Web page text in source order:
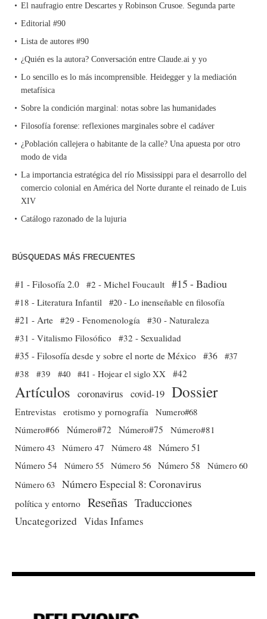
El naufragio entre Descartes y Robinson Crusoe. Segunda parte
Editorial #90
Lista de autores #90
¿Quién es la autora? Conversación entre Claude.ai y yo
Lo sencillo es lo más incomprensible. Heidegger y la mediación
metafísica
Sobre la condición marginal: notas sobre las humanidades
Filosofía forense: reflexiones marginales sobre el cadáver
¿Población callejera o habitante de la calle? Una apuesta por otro
modo de vida
La importancia estratégica del río Mississippi para el desarrollo del
comercio colonial en América del Norte durante el reinado de Luis
XIV
Catálogo razonado de la lujuria
BÚSQUEDAS MÁS FRECUENTES
#1 - Filosofía 2.0 #2 - Michel Foucault #15 - Badiou
#18 - Literatura Infantil #20 - Lo inenseñable en filosofía
#21 - Arte #29 - Fenomenología
#30 - Naturaleza
#31 - Vitalismo Filosófico
#32 - Sexualidad
#35 - Filosofía desde y sobre el norte de México #36 #37
#38
#39 #40 #41 - Hojear el siglo XX #42
Artículos coronavirus covid-19 Dossier
Entrevistas erotismo y pornografía
Numero#68
Número#66
Número#72 Número#75
Número#81
Número 43 Número 47 Número 48 Número 51
Número 54 Número 55 Número 56 Número 58
Número 60
Número 63 Número Especial 8: Coronavirus
política y entorno Reseñas Traducciones
Uncategorized Vidas Infames